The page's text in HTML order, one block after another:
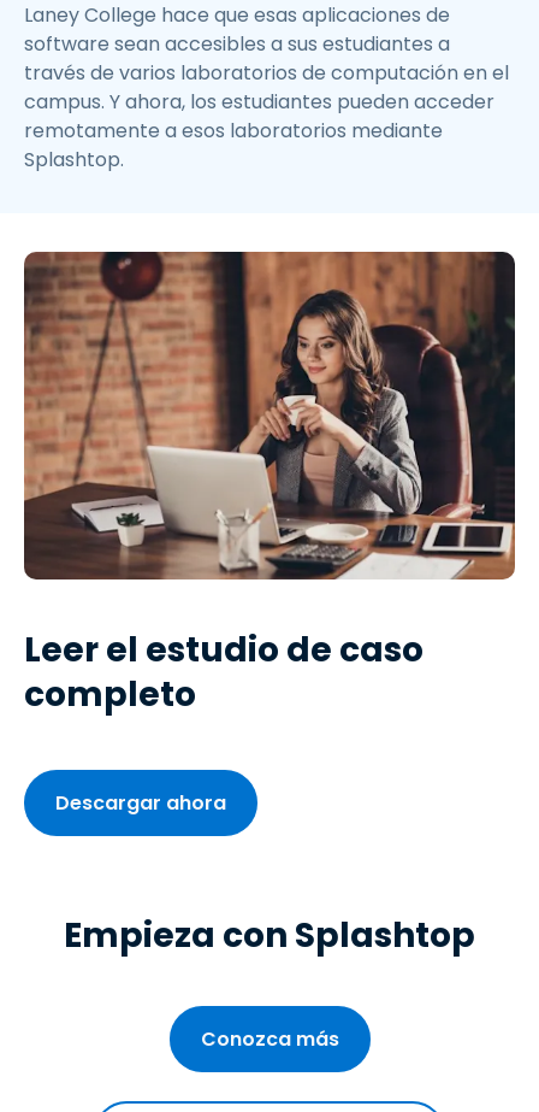
Laney College hace que esas aplicaciones de
software sean accesibles a sus estudiantes a
través de varios laboratorios de computación en el
campus. Y ahora, los estudiantes pueden acceder
remotamente a esos laboratorios mediante
Splashtop.
Leer el estudio de caso
completo
Descargar ahora
Empieza con Splashtop
Conozca más